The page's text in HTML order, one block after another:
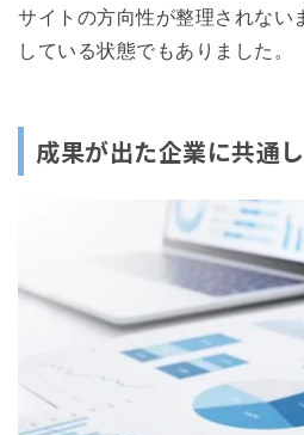
サイトの方向性が整理されない
している状態でもありました。
成果が出た企業に共通